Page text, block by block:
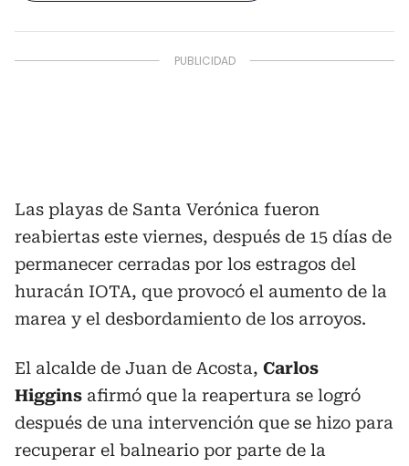
Las playas de Santa Verónica fueron
reabiertas este viernes, después de 15 días de
permanecer cerradas por los estragos del
huracán IOTA, que provocó el aumento de la
marea y el desbordamiento de los arroyos.
El alcalde de Juan de Acosta, Carlos
Higgins afirmó que la reapertura se logró
después de una intervención que se hizo para
recuperar el balneario por parte de la